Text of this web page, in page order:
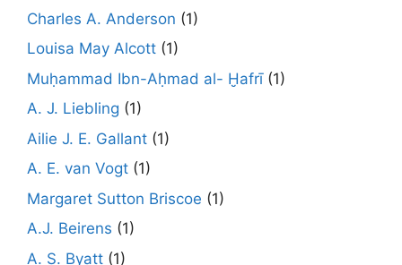
Charles A. Anderson (1)
Louisa May Alcott (1)
Muḥammad Ibn-Aḥmad al- Ḫafrī(1)
A. J. Liebling (1)
Ailie J. E. Gallant (1)
A. E. van Vogt (1)
Margaret Sutton Briscoe (1)
A.J. Beirens (1)
A. S. Byatt (1)